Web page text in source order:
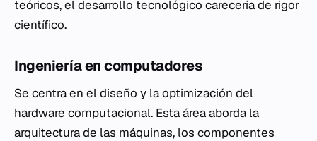
teóricos, el desarrollo tecnológico carecería de rigor
científico.
Ingeniería en computadores
Se centra en el diseño y la optimización del
hardware computacional. Esta área aborda la
arquitectura de las máquinas, los componentes